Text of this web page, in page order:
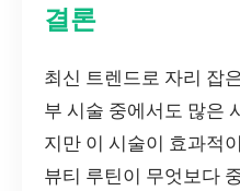
결론
최신 트렌드로 자리 잡
부 시술 중에서도 많은
지만 이 시술이 효과적
뷰티 루틴이 무엇보다